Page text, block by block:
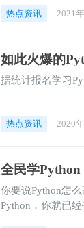
验优先”。
热点资讯 2021
如此火爆的
据统计报名学习
热点资讯 2020
全民学Python
你要说Python怎
Python，你就已经